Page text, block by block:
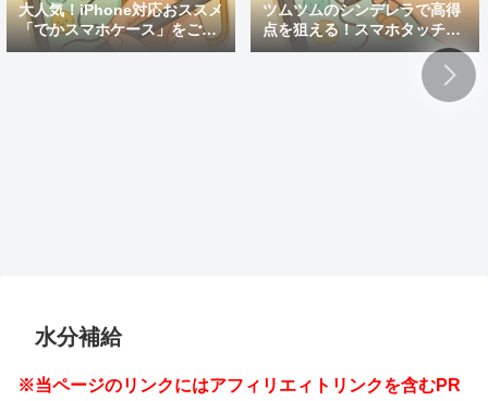
大人気！iPhone対応おススメ
「でかスマホケース」をご紹
介
ツムツムのシンデレラで高得
点を狙える！スマホタッチペ
ン
水分補給
※当ページのリンクにはアフィリエィトリンクを含むPR